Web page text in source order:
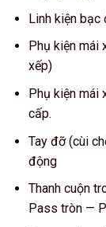
Linh kiện bạc
Phụ kiện mái
xếp)
Phụ kiện mái
cấp.
Tay đỡ (cùi
động
Thanh cuộn
Pass tròn —